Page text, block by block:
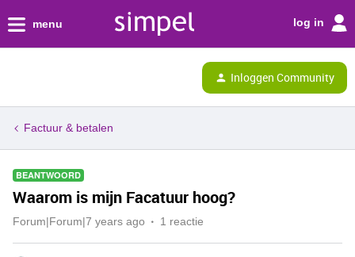
menu log in
Inloggen Community
Factuur & betalen
BEANTWOORD
Waarom is mijn Facatuur hoog?
Forum|Forum|7 years ago 1 reactie